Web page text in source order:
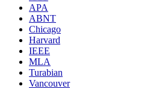
APA
ABNT
Chicago
Harvard
IEEE
MLA
Turabian
Vancouver